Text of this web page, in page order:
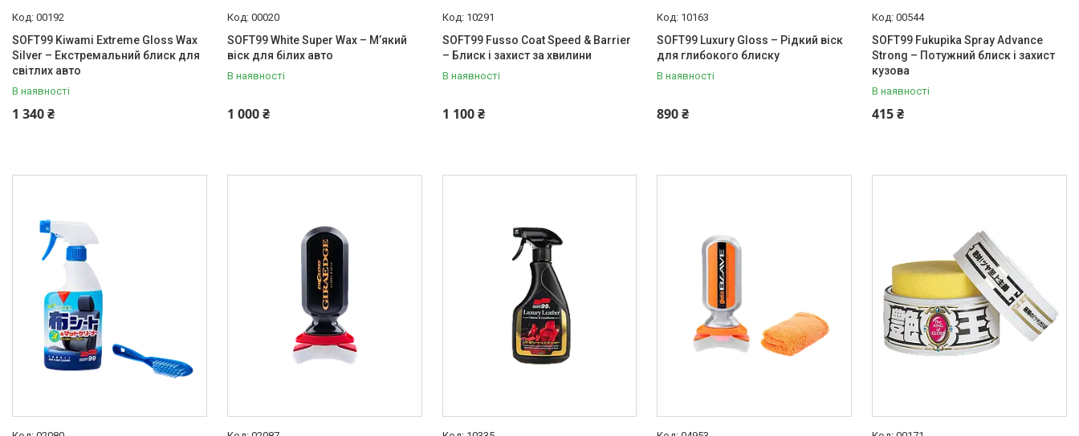
00192
SOFT99 Kiwami Extreme Gloss Wax
Silver – Екстремальний блиск для
світлих авто
В наявності
1 340 ₴
00020
SOFT99 White Super Wax – М’який
віск для білих авто
В наявності
1 000 ₴
10291
SOFT99 Fusso Coat Speed & Barrier
– Блиск і захист за хвилини
В наявності
1 100 ₴
10163
SOFT99 Luxury Gloss – Рідкий віск
для глибокого блиску
В наявності
890 ₴
00544
SOFT99 Fukupika Spray Advance
Strong – Потужний блиск і захист
кузова
В наявності
415 ₴